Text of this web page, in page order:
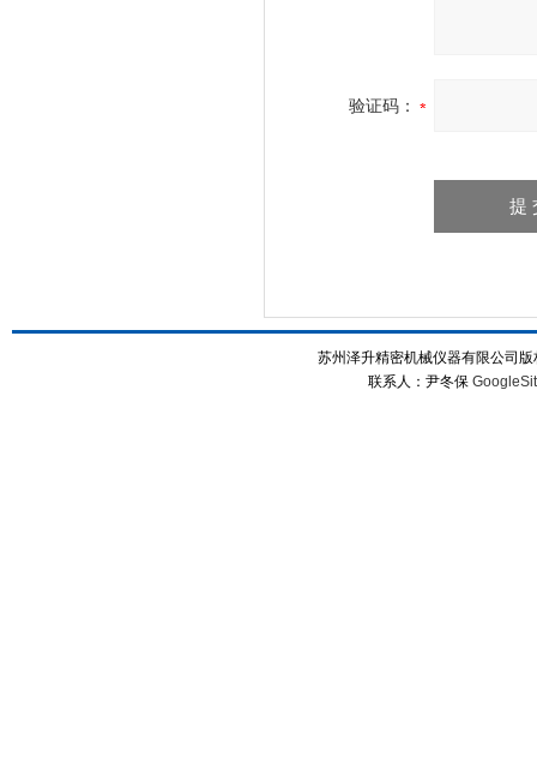
验证码：
苏州泽升精密机械仪器有限公司
联系人：尹冬保